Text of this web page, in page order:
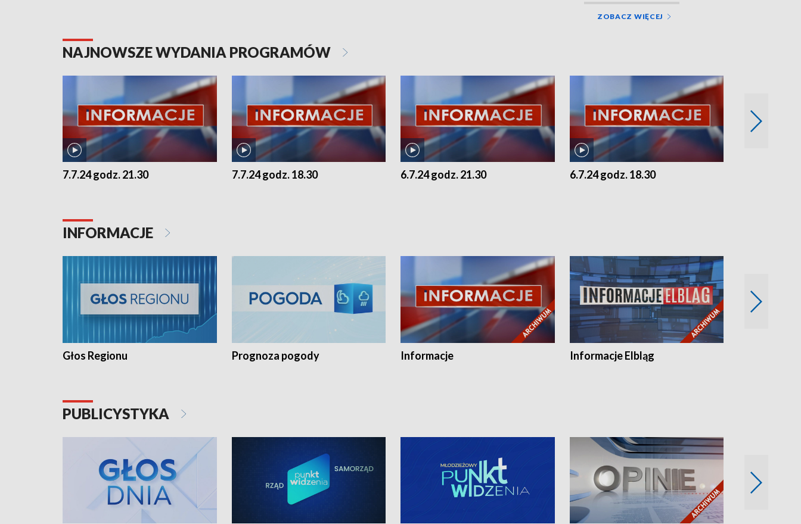
ZOBACZ WIĘCEJ
NAJNOWSZE WYDANIA PROGRAMÓW
7.7.24 godz. 21.30 7.7.24 godz. 18.30 6.7.24 godz. 21.30 6.7.24 godz. 18.30
INFORMACJE
Głos Regionu Prognoza pogody Informacje Informacje Elbląg
PUBLICYSTYKA